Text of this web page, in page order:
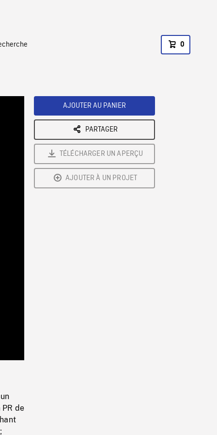
0
Rate
de
AJOUTER AU PANIER
PARTAGER
TÉLÉCHARGER UN APERÇU
AJOUTER À UN PROJET